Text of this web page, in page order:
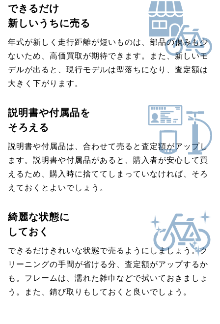
できるだけ
新しいうちに売る
年式が新しく走行距離が短いものは、部品の傷みも少
ないため、高価買取が期待できます。また、新しいモ
デルが出ると、現行モデルは型落ちになり、査定額は
大きく下がります。
説明書や付属品を
そろえる
説明書や付属品は、合わせて売ると査定額がアップし
ます。説明書や付属品があると、購入者が安心して買
えるため、購入時に捨ててしまっていなければ、そろ
えておくとよいでしょう。
綺麗な状態に
しておく
できるだけきれいな状態で売るようにしましょう。ク
リーニングの手間が省ける分、査定額がアップするか
も。フレームは、濡れた雑巾などで拭いておきましょ
う。また、錆び取りもしておくと良いでしょう。